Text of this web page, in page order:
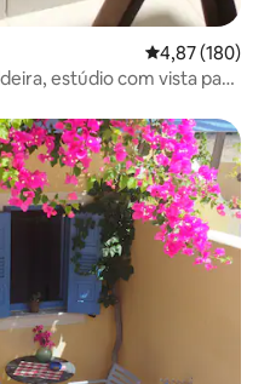
Classificação
4,87 (180)
estúdio com vista para
apreciados